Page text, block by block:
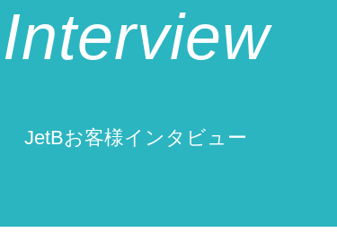
Interview
JetBお客様インタビュー